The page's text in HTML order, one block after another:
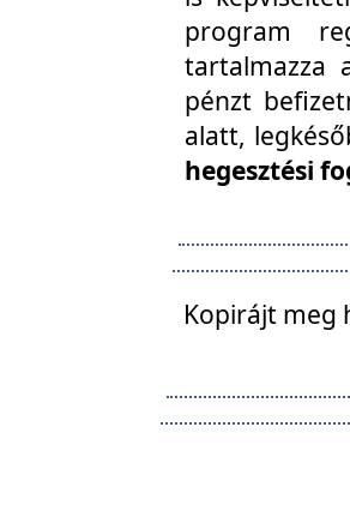
program
tartalmazza
pénzt
alatt,
hegesztési
Kopirájt meg